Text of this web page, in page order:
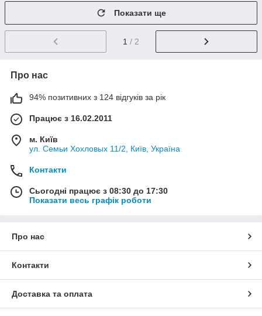
Показати ще
1 / 2
Про нас
94% позитивних з 124 відгуків за рік
Працює з 16.02.2011
м. Київ
ул. Семьи Хохловых 11/2, Київ, Україна
Контакти
Сьогодні працює з 08:30 до 17:30
Показати весь графік роботи
Про нас
Контакти
Доставка та оплата